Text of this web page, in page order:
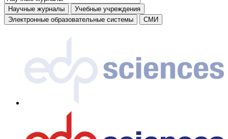
Научные журналы
Учебные учреждения
Электронные образовательные системы
СМИ